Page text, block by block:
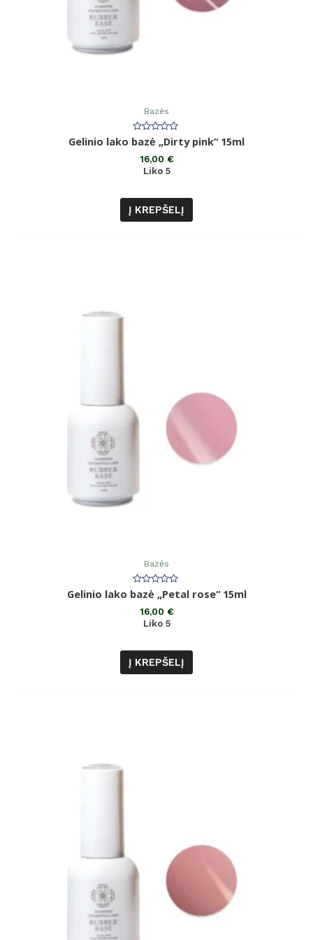
Bazės
Įvertinimas:
0
Gelinio lako bazė „Dirty pink“ 15ml
16,00 €
Liko 5
Į KREPŠELĮ
Bazės
Įvertinimas:
0
Gelinio lako bazė „Petal rose“ 15ml
16,00 €
Liko 5
Į KREPŠELĮ